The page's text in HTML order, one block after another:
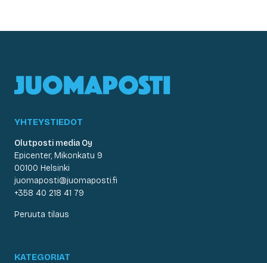
YHTEYSTIEDOT
Olutposti media Oy
Epicenter, Mikonkatu 9
00100 Helsinki
juomaposti@juomaposti.fi
+358 40 218 41 79
Peruuta tilaus
KATEGORIAT